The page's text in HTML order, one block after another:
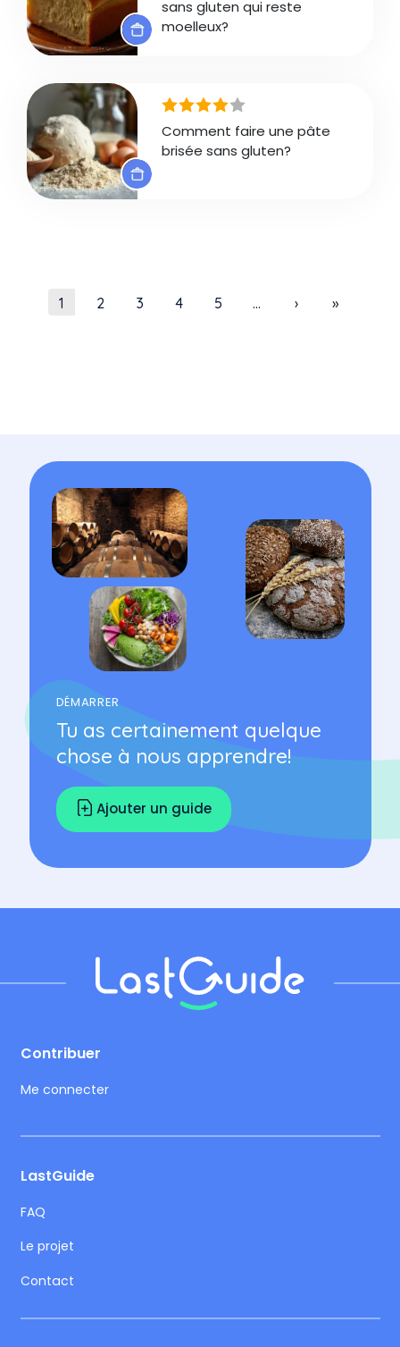
sans gluten qui reste
moelleux?
Comment faire une pâte
brisée sans gluten?
Page courante
1 Page
2 Page
3 Page
4 Page
5 … Page suivante
› Dernière
»
DÉMARRER
Tu as certainement quelque
chose à nous apprendre!
Ajouter un guide
Contribuer
Me connecter
LastGuide
FAQ
Le projet
Contact